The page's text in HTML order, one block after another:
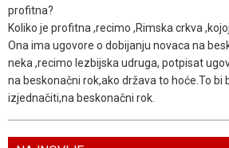
profitna?
Koliko je profitna ,recimo ,Rimska crkva
Ona ima ugovore o dobijanju novaca na
neka ,recimo lezbijska udruga, potpisat
na beskonačni rok,ako država to hoće.To bi
izjednačiti,na beskonačni rok.